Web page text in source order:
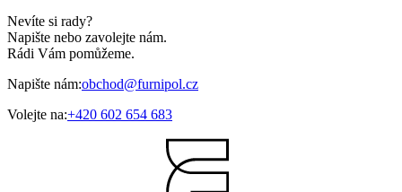
Nevíte si rady?
Napište nebo zavolejte nám.
Rádi Vám pomůžeme.
Napište nám:obchod@furnipol.cz
Volejte na:+420 602 654 683